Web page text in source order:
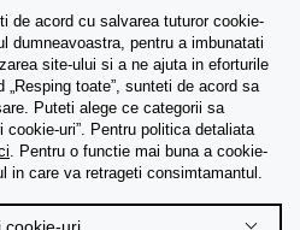
de acord cu salvarea tuturor cookie-
dumneavoastra, pentru a imbunatati
site-ului si a ne ajuta in eforturile
toate”, sunteti de acord sa
Puteti alege ce categorii sa
uri”. Pentru politica detaliata
. Pentru o functie mai buna a cookie-
in care va retrageti consimtamantul.